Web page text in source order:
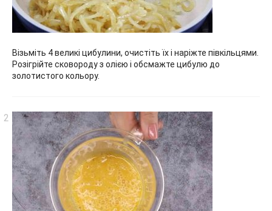
Візьміть 4 великі цибулини, очистіть їх і наріжте півкільцями.
Розігрійте сковороду з олією і обсмажте цибулю до
золотистого кольору.